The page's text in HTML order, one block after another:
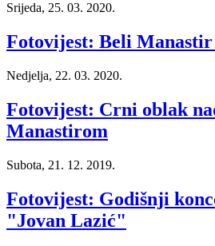
Srijeda, 25. 03. 2020.
Fotovijest: Beli
Nedjelja, 22. 03. 2020.
Fotovijest: Crni oblak
Manastirom
Subota, 21. 12. 2019.
Fotovijest: Godišnji
"Jovan Lazić"